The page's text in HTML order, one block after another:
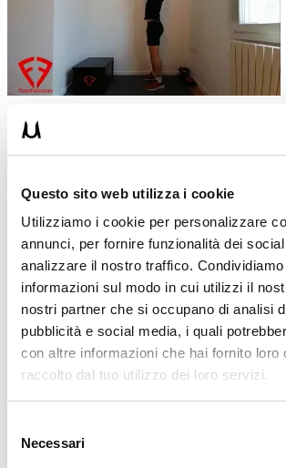
Questo sito web utilizza i cookie
Utilizziamo i cookie per personalizzare
annunci, per fornire funzionalità dei
analizzare il nostro traffico.
informazioni sul modo in cui utilizzi il
nostri partner che si occupano di analisi
pubblicità e social media, i quali
con altre informazioni che hai fornito loro
raccolto dal tuo utilizzo dei loro servizi.
delNecessari
Posiziona i pedi larghezza
Inspira dal naso e fletti
Espira dalla bocca e torna in
portando i pesetti verso il mento;
Ripeti.
N.B. Questo esercizio non è altro che
combinazione tra unstacco rumenoe
mento.
Se hai qualche dubbio
dell’esercizio ti invito a guardare il
ESEMPIO DI ALLENAMENTO